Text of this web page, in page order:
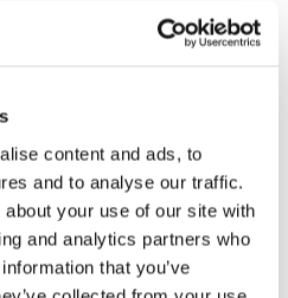
content and ads, to
and to analyse our traffic.
your use of our site with
and analytics partners who
that you’ve
maggiorazione del contributo
con il contributo esterno di
di collaborazione o il contratto
della domanda di